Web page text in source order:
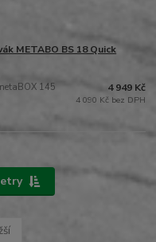
METABO BS 18 Quick
145 4 949 Kč
4 090 Kč bez DPH